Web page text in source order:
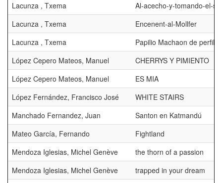
Lacunza , Txema
Al-acecho-y-tomando-el-sol
Lacunza , Txema
Encenent-al-Mollfer
Lacunza , Txema
Papilio Machaon de perfil
López Cepero Mateos, Manuel
CHERRYS Y PIMIENTO
López Cepero Mateos, Manuel
ES MIA
López Fernández, Francisco José
WHITE STAIRS
Manchado Fernandez, Juan
Santon en Katmandú
Mateo García, Fernando
Fightland
Mendoza Iglesias, Michel Genève
the thorn of a passion
Mendoza Iglesias, Michel Genève
trapped in your dream